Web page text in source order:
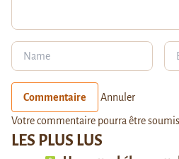
LES PLUS LUS
Commentaire Annuler
Votre commentaire pourra être